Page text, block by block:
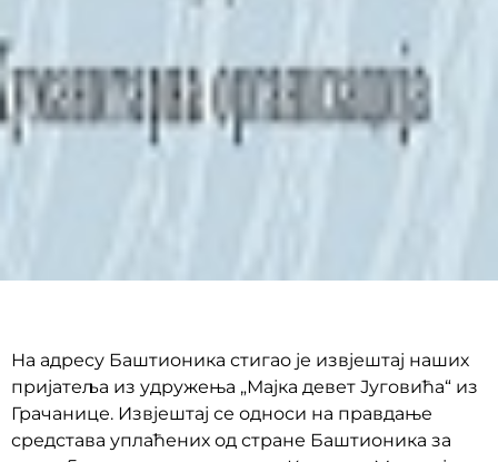
На адресу Баштионика стигао је извјештај наших
пријатеља из удружења „Мајка девет Југовића“ из
Грачанице. Извјештај се односи на правдање
средстава уплаћених од стране Баштионика за